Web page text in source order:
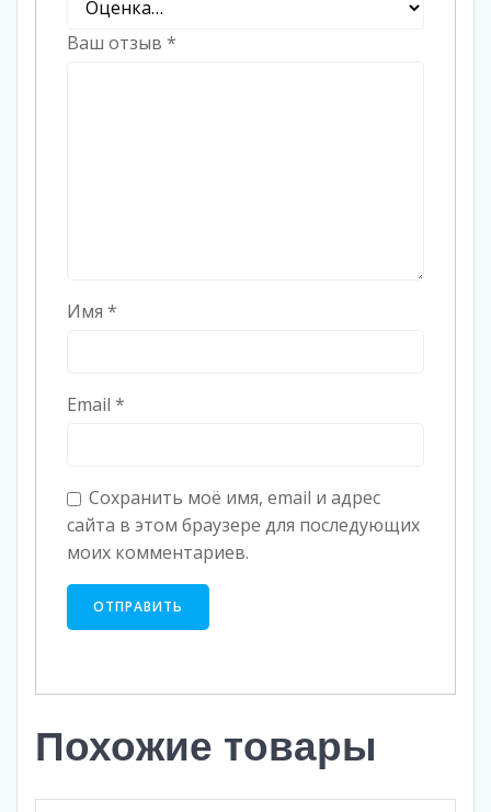
Ваш отзыв *
Имя *
Email *
Сохранить моё имя, email и адрес
сайта в этом браузере для последующих
моих комментариев.
Похожие товары